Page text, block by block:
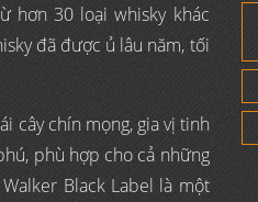
hơn 30 loại whisky khác
đã được ủ lâu năm, tối
cây chín mọng, gia vị tinh
phù hợp cho cả những
Black Label là một